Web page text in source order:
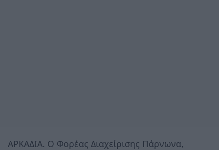
ΑΡΚΑΔΙΑ. Ο Φορέας Διαχείρισης Πάρνωνα,